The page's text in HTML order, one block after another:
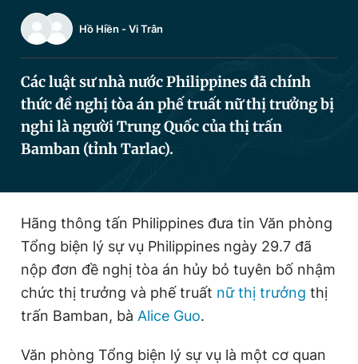
Thông tin tòa soạn
Đọc Thanh Niên trên điện thoại
Theo dõi báo trên
Hotline
0906 645 777
Liên hệ quảng cáo
0908 780 404
Hồ Hiền -Vi Trân
Các luật sư nhà nước Philippines đã chính
thức đề nghị tòa án phế truất nữ thị trưởng bị
nghi là người Trung Quốc của thị trấn
Bamban (tỉnh Tarlac).
Hãng thông tấn Philippines đưa tin Văn phòng
Tổng biện lý sự vụ Philippines ngày 29.7 đã
nộp đơn đề nghị tòa án hủy bỏ tuyên bố nhậm
chức thị trưởng và phế truất nữ thị trưởng thị
trấn Bamban, bà Alice Guo.
Văn phòng Tổng biện lý sự vụ là một cơ quan